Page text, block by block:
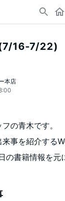
16-7/22)
本店
の青木です。
事を紹介する
の書籍情報を元